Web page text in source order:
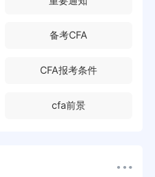
备考CFA
CFA报考条件
cfa前景